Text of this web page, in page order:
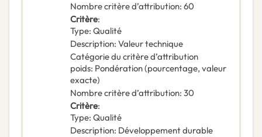
Nombre critère d’attribution: 60
Critère:
Type: Qualité
Description: Valeur technique
Catégorie du critère d’attribution
poids: Pondération (pourcentage, valeur
exacte)
Nombre critère d’attribution: 30
Critère:
Type: Qualité
Description: Développement durable